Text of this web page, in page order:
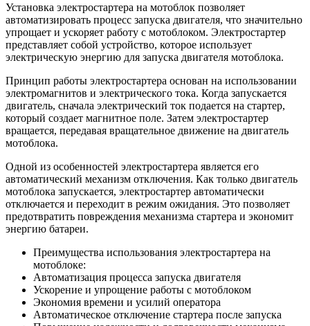
Установка электростартера на мотоблок позволяет
автоматизировать процесс запуска двигателя, что значительно
упрощает и ускоряет работу с мотоблоком. Электростартер
представляет собой устройство, которое использует
электрическую энергию для запуска двигателя мотоблока.
Принцип работы электростартера основан на использовании
электромагнитов и электрического тока. Когда запускается
двигатель, сначала электрический ток подается на стартер,
который создает магнитное поле. Затем электростартер
вращается, передавая вращательное движение на двигатель
мотоблока.
Одной из особенностей электростартера является его
автоматический механизм отключения. Как только двигатель
мотоблока запускается, электростартер автоматически
отключается и переходит в режим ожидания. Это позволяет
предотвратить повреждения механизма стартера и экономит
энергию батареи.
Преимущества использования электростартера на
мотоблоке:
Автоматизация процесса запуска двигателя
Ускорение и упрощение работы с мотоблоком
Экономия времени и усилий оператора
Автоматическое отключение стартера после запуска